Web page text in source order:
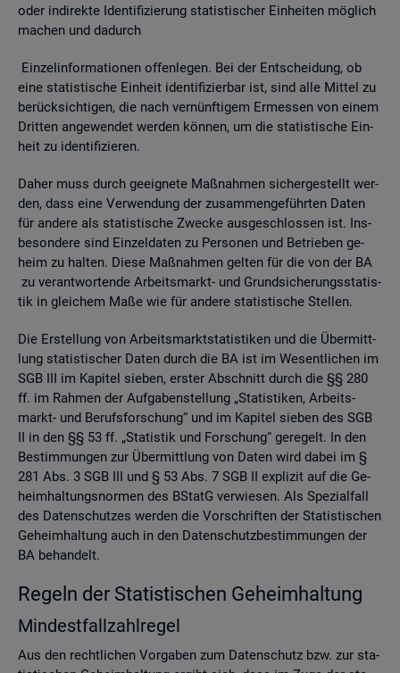
oder in­di­rek­te Iden­ti­fi­zie­rung sta­tis­ti­scher Ein­hei­ten mög­lich
ma­chen und da­durch
Ein­zel­in­for­ma­tio­nen of­fen­le­gen. Bei der Ent­schei­dung, ob
eine sta­tis­ti­sche Ein­heit iden­ti­fi­zier­bar ist, sind alle Mit­tel zu
be­rück­sich­ti­gen, die nach ver­nünf­ti­gem Er­mes­sen von einem
Drit­ten an­ge­wen­det wer­den kön­nen, um die sta­tis­ti­sche Ein­
heit zu iden­ti­fi­zie­ren.
Daher muss durch ge­eig­ne­te Maß­nah­men si­cher­ge­stellt wer­
den, dass eine Ver­wen­dung der zu­sam­men­ge­führ­ten Daten
für an­de­re als sta­tis­ti­sche Zwe­cke aus­ge­schlos­sen ist. Ins­
be­son­de­re sind Ein­zel­da­ten zu Per­so­nen und Be­trie­ben ge­
heim zu hal­ten. Diese Maß­nah­men gel­ten für die von der BA
zu ver­ant­wor­ten­de Ar­beits­markt- und Grund­si­che­rungs­sta­tis­
tik in glei­chem Maße wie für an­de­re sta­tis­ti­sche Stel­len.
Die Er­stel­lung von Ar­beits­markt­sta­tis­ti­ken und die Über­mitt­
lung sta­tis­ti­scher Daten durch die BA ist im We­sent­li­chen im
SGB III im Ka­pi­tel sie­ben, ers­ter Ab­schnitt durch die §§ 280
ff. im Rah­men der Auf­ga­ben­stel­lung „Sta­tis­ti­ken, Ar­beits­
markt- und Be­rufs­for­schung“ und im Ka­pi­tel sie­ben des SGB
II in den §§ 53 ff. „Sta­tis­tik und For­schung“ ge­re­gelt. In den
Be­stim­mun­gen zur Über­mitt­lung von Daten wird dabei im §
281 Abs. 3 SGB III und § 53 Abs. 7 SGB II ex­pli­zit auf die Ge­
heim­hal­tungs­nor­men des BStatG ver­wie­sen. Als Spe­zi­al­fall
des Da­ten­schut­zes wer­den die Vor­schrif­ten der Sta­tis­ti­schen
Ge­heim­hal­tung auch in den Da­ten­schutz­be­stim­mun­gen der
BA be­han­delt.
Re­geln der Sta­tis­ti­schen Ge­heim­hal­tung
Min­dest­fall­zahl­re­gel
Aus den recht­li­chen Vor­ga­ben zum Da­ten­schutz bzw. zur sta­